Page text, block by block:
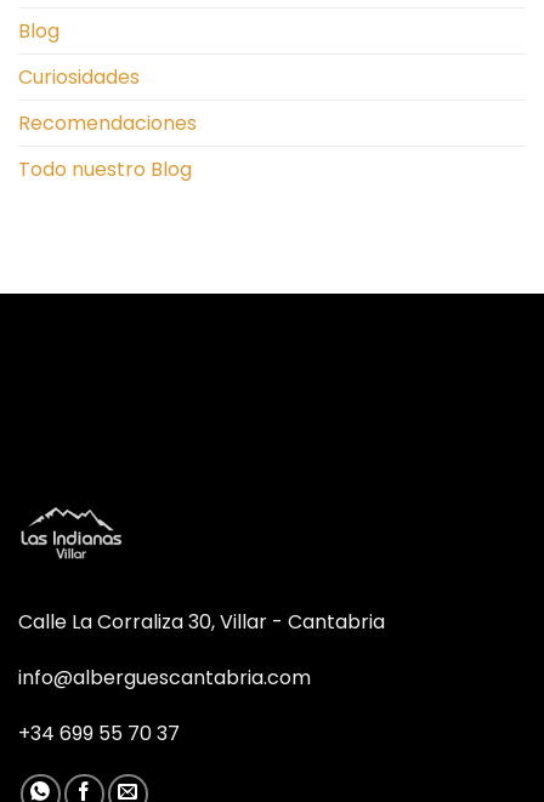
Blog
Curiosidades
Recomendaciones
Todo nuestro Blog
Calle La Corraliza 30, Villar - Cantabria
info@alberguescantabria.com
+34 699 55 70 37